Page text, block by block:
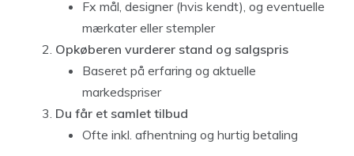
Fx mål, designer (hvis kendt), og eventuelle
mærkater eller stempler
Opkøberen vurderer stand og salgspris
Baseret på erfaring og aktuelle
markedspriser
Du får et samlet tilbud
Ofte inkl. afhentning og hurtig betaling